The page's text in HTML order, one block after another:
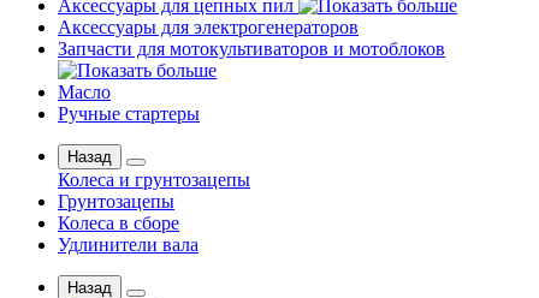
Аксессуары для цепных пил
Аксессуары для электрогенераторов
Запчасти для мотокультиваторов и мотоблоков
Масло
Ручные стартеры
Назад
Колеса и грунтозацепы
Грунтозацепы
Колеса в сборе
Удлинители вала
Назад